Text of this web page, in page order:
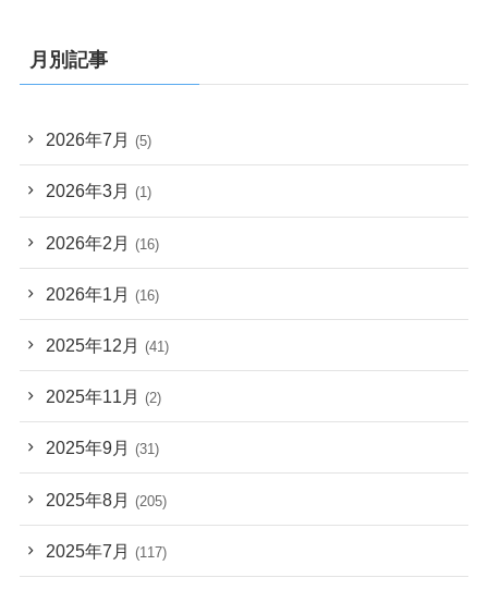
月別記事
2026年7月 (5)
2026年3月 (1)
2026年2月 (16)
2026年1月 (16)
2025年12月 (41)
2025年11月 (2)
2025年9月 (31)
2025年8月 (205)
2025年7月 (117)